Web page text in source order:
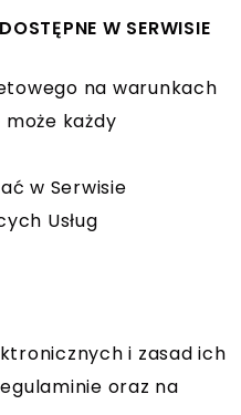
W SERWISIE
na warunkach
każdy
w Serwisie
Usług
i zasad ich
oraz na